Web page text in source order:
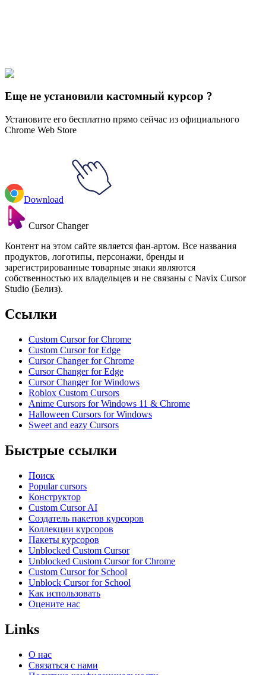
Konoha Ninjas
Еще не установили кастомный курсор ?
Установите его бесплатно прямо сейчас из официального
Chrome Web Store
Download
Cursor Changer
Контент на этом сайте является фан-артом. Все названия
продуктов, логотипы, персонажи, бренды и
зарегистрированные товарные знаки являются
собственностью их владельцев и не связаны с Navix Cursor
Studio (Белиз).
Ссылки
Custom Cursor for Chrome
Custom Cursor for Edge
Cursor Changer for Chrome
Cursor Changer for Edge
Cursor Changer for Windows
Roblox Custom Cursors
Anime Cursors for Windows 11 & Chrome
Halloween Cursors for Windows
Sweet and eazy Cursors
Быстрые ссылки
Поиск
Popular cursors
Конструктор
Custom Cursor AI
Создатель пакетов курсоров
Коллекции курсоров
Пакеты курсоров
Unblocked Custom Cursor
Unblocked Custom Cursor for Chrome
Custom Cursor for School
Unblock Cursor for School
Как использовать
Оцените нас
Links
О нас
Связаться с нами